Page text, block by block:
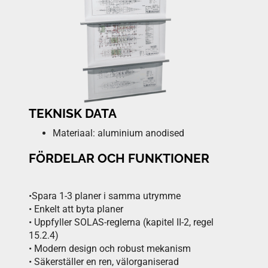
TEKNISK DATA
Materiaal: aluminium anodised
FÖRDELAR OCH FUNKTIONER
•Spara 1-3 planer i samma utrymme
• Enkelt att byta planer
• Uppfyller SOLAS-reglerna (kapitel II-2, regel
15.2.4)
• Modern design och robust mekanism
• Säkerställer en ren, välorganiserad